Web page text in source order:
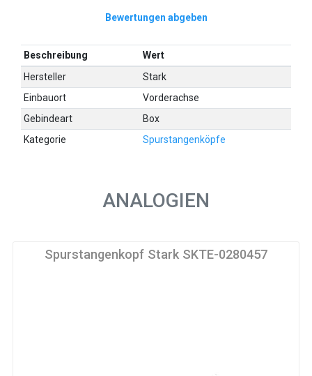
Bewertungen abgeben
Beschreibung
Wert
Hersteller
Stark
Einbauort
Vorderachse
Gebindeart
Box
Kategorie
Spurstangenköpfe
ANALOGIEN
Spurstangenkopf Stark SKTE-0280457